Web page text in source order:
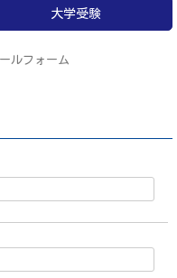
大学受験
ルフォーム